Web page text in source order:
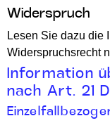
Widerspruch
Lesen Sie dazu die
Widerspruchsrecht
Information
nach Art. 21